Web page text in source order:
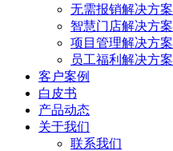
无需报销解决方案
智慧门店解决方案
项目管理解决方案
员工福利解决方案
客户案例
白皮书
产品动态
关于我们
联系我们